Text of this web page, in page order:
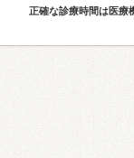
正確な診療時間は医療